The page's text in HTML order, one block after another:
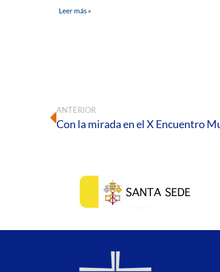
Leer más »
ANTERIOR
Con la mirada en el X Encuentro